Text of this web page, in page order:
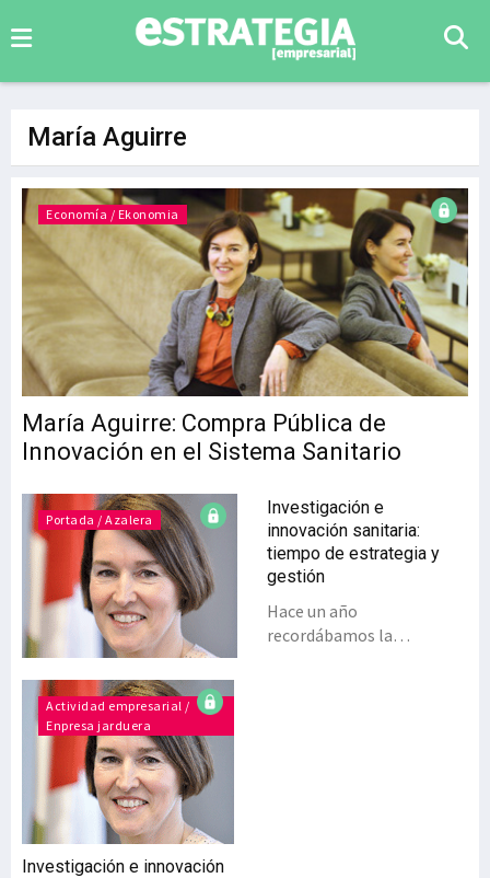
María Aguirre
María Aguirre: Compra Pública de
Innovación en el Sistema Sanitario
Economía / Ekonomia
Portada / Azalera
Investigación e
innovación sanitaria:
tiempo de estrategia y
gestión
Hace un año
recordábamos la
Actividad empresarial /
Enpresa jarduera
Investigación e innovación